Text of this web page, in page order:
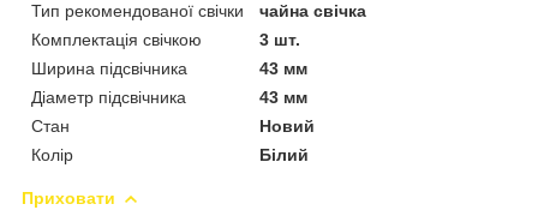
Тип рекомендованої свічки
чайна свічка
Комплектація свічкою
3 шт.
Ширина підсвічника
43 мм
Діаметр підсвічника
43 мм
Стан
Новий
Колір
Білий
Приховати